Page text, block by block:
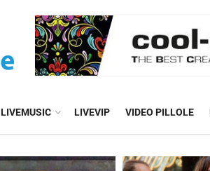
LIVEMUSIC LIVEVIP VIDEO PILLOLE